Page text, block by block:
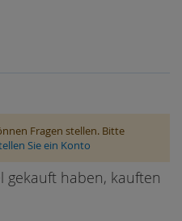
Fragen stellen. Bitte
Sie ein Konto
gekauft haben, kauften